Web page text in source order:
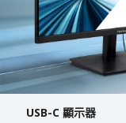
USB-C 顯示器